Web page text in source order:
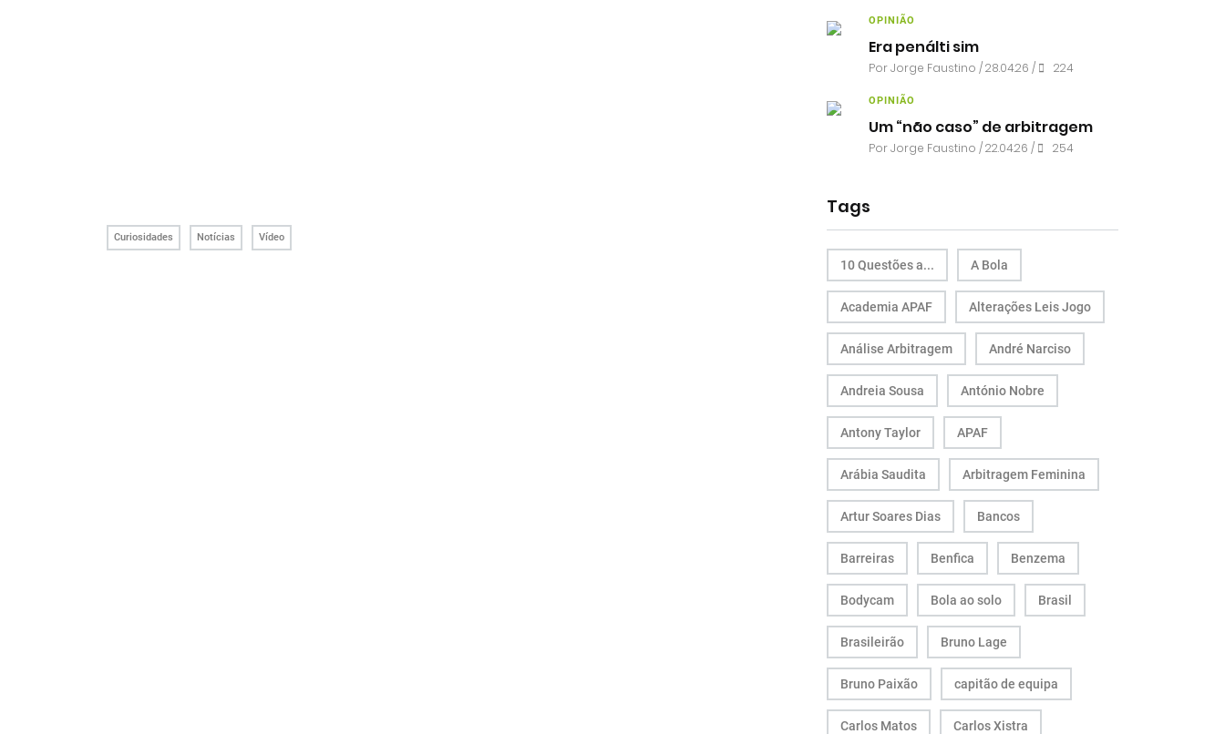
Curiosidades Notícias Vídeo
OPINIÃO
Era penálti sim
PorJorge Faustino / 28.04.26 / 224
OPINIÃO
Um “não caso” de arbitragem
PorJorge Faustino / 22.04.26 / 254
Tags
10 Questões a... A Bola
Academia APAF Alterações Leis Jogo
Análise Arbitragem André Narciso
Andreia Sousa António Nobre
Antony Taylor APAF
Arábia Saudita Arbitragem Feminina
Artur Soares Dias Bancos
Barreiras Benfica Benzema
Bodycam Bola ao solo Brasil
Brasileirão Bruno Lage
Bruno Paixão capitão de equipa
Carlos Matos Carlos Xistra